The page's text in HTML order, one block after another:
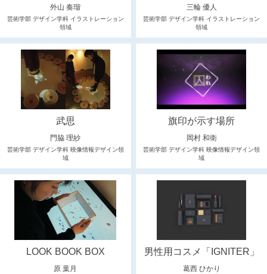
外山 奏瑠
芸術学部 デザイン学科 イラストレーション
領域
三輪 優人
芸術学部 デザイン学科 イラストレーション
領域
武思
門脇 理紗
芸術学部 デザイン学科 映像情報デザイン領
域
旗印が示す場所
岡村 和衛
芸術学部 デザイン学科 映像情報デザイン領
域
LOOK BOOK BOX
原 葉月
男性用コスメ「IGNITER」
葛西 ひかり